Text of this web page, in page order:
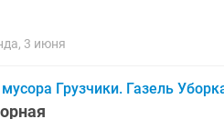
3 июня
Грузчики. Газель